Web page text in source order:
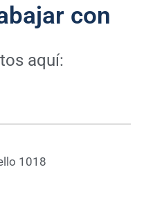
con
aquí:
1018